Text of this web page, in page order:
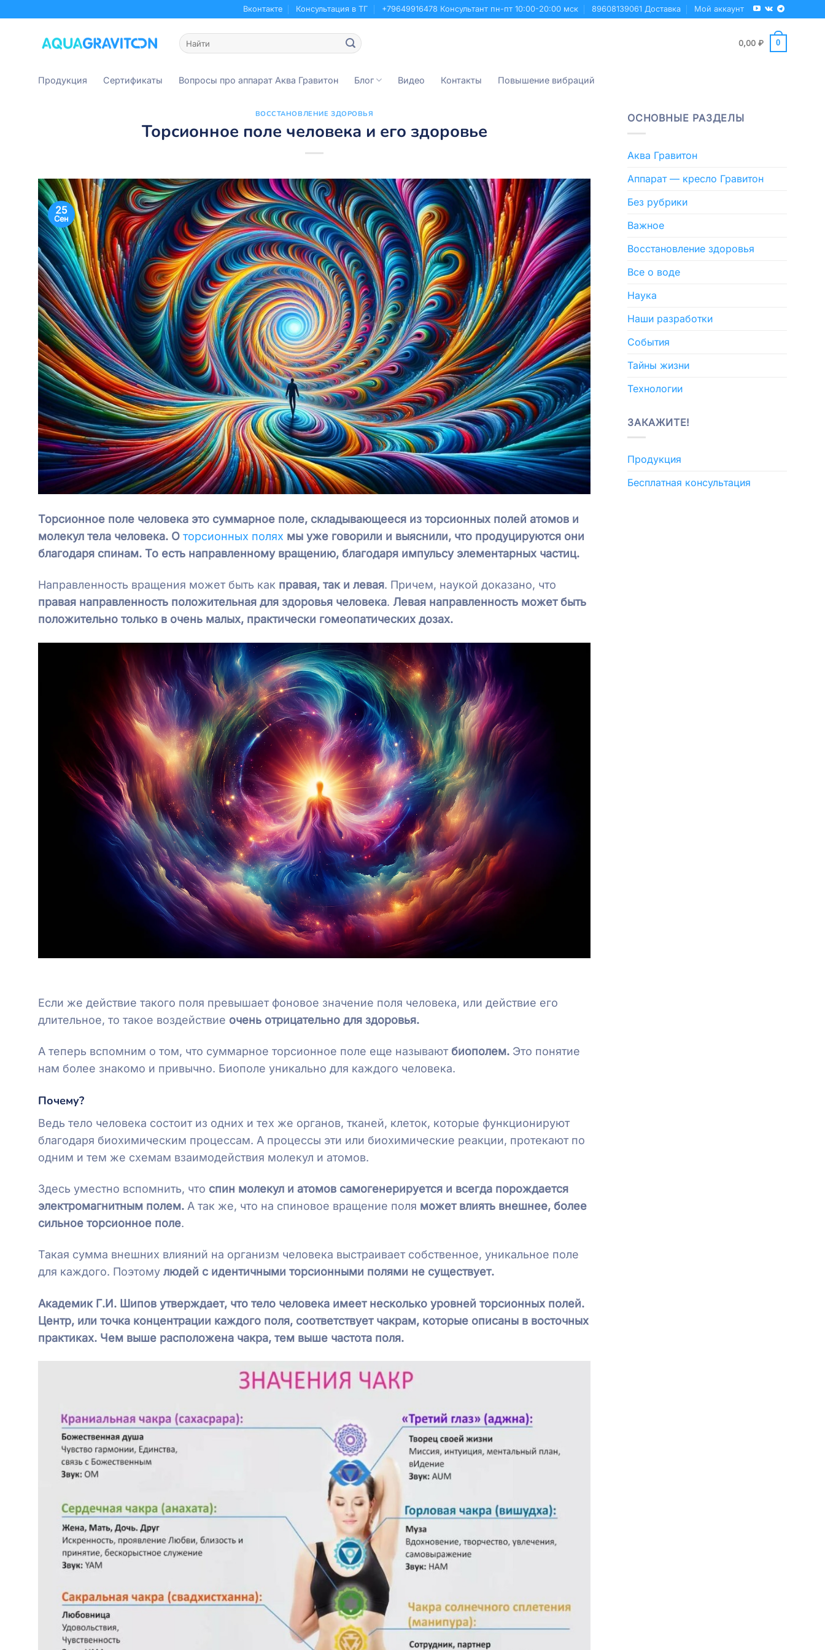
to
Вконтакте Консультация в ТГ +79649916478 Консультант пн-пт 10:00-20:00 мск 89608139061 Доставка Мой аккаунт
Искать:
0,00 ₽ 0
Продукция Сертификаты Вопросы про аппарат Аква Гравитон Блог Видео Контакты Повышение вибраций
ВОССТАНОВЛЕНИЕ ЗДОРОВЬЯ
Торсионное поле человека и его здоровье
25
Сен
Торсионное поле человека это суммарное поле, складывающееся из торсионных полей атомов и
молекул тела человека. О торсионных полях мы уже говорили и выяснили, что продуцируются они
благодаря спинам. То есть направленному вращению, благодаря импульсу элементарных частиц.
Направленность вращения может быть как правая, так и левая. Причем, наукой доказано, что
правая направленность положительная для здоровья человека. Левая направленность может быть
положительно только в очень малых, практически гомеопатических дозах.
Если же действие такого поля превышает фоновое значение поля человека, или действие его
длительное, то такое воздействие очень отрицательно для здоровья.
А теперь вспомним о том, что суммарное торсионное поле еще называют биополем. Это понятие
нам более знакомо и привычно. Биополе уникально для каждого человека.
Почему?
Ведь тело человека состоит из одних и тех же органов, тканей, клеток, которые функционируют
благодаря биохимическим процессам. А процессы эти или биохимические реакции, протекают по
одним и тем же схемам взаимодействия молекул и атомов.
Здесь уместно вспомнить, что спин молекул и атомов самогенерируется и всегда порождается
электромагнитным полем. А так же, что на спиновое вращение поля может влиять внешнее, более
сильное торсионное поле.
Такая сумма внешних влияний на организм человека выстраивает собственное, уникальное поле
для каждого. Поэтому людей с идентичными торсионными полями не существует.
Академик Г.И. Шипов утверждает, что тело человека имеет несколько уровней торсионных полей.
Центр, или точка концентрации каждого поля, соответствует чакрам, которые описаны в восточных
практиках. Чем выше расположена чакра, тем выше частота поля.
ОСНОВНЫЕ РАЗДЕЛЫ
Аква Гравитон
Аппарат — кресло Гравитон
Без рубрики
Важное
Восстановление здоровья
Все о воде
Наука
Наши разработки
События
Тайны жизни
Технологии
ЗАКАЖИТЕ!
Продукция
Бесплатная консультация